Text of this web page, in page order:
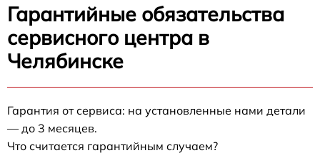
Гарантийные обязательства
сервисного центра в
Челябинске
Гарантия от сервиса: на установленные нами детали
— до 3 месяцев.
Что считается гарантийным случаем?